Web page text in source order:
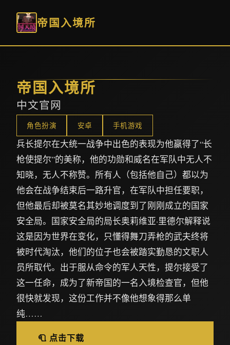
帝国入境所
帝国入境所
中文官网
角色扮演 安卓 手机游戏
兵长提尔在大统一战争中出色的表现为他赢得了“长
枪使提尔”的美称，他的功勋和威名在军队中无人不
知晓，无人不称赞。所有人（包括他自己）都以为
他会在战争结束后一路升官，在军队中担任要职，
但他最后却被莫名其妙地调度到了刚刚成立的国家
安全局。国家安全局的局长奥莉维亚·里德尔解释说
这是因为世界在变化，只懂得舞刀弄枪的武夫终将
被时代淘汰，他们的位子也会被踏实勤恳的文职人
员所取代。出于服从命令的军人天性，提尔接受了
这一任命，成为了新帝国的一名入境检查官，但他
很快就发现，这份工作并不像他想象得那么单
纯……
🧻 点击下载